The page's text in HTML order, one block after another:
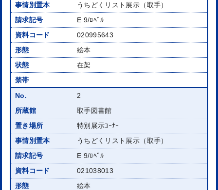
うちどくリスト展示（取手）
E 9/ﾛﾍﾞﾙ
020995643
絵本
在架
2
取手図書館
特別展示ｺｰﾅｰ
うちどくリスト展示（取手）
E 9/ﾛﾍﾞﾙ
021038013
絵本